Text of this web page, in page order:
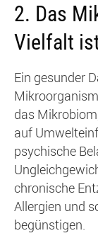
2. Das
Vielfalt
Ein gesunder
das
auf
psychische
chronische
Allergien und
begünstigen.